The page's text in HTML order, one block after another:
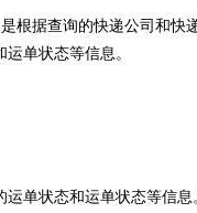
根据查询的快递公司和快
单状态等信息。
单状态和运单状态等信息